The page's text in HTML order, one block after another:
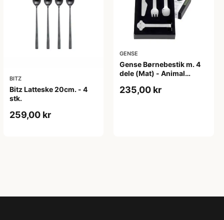
BITZ
Bitz Latteske 20cm. - 4
stk.
259,00 kr
GENSE
Gense Børnebestik m. 4
dele (Mat) - Animal
235,00 kr